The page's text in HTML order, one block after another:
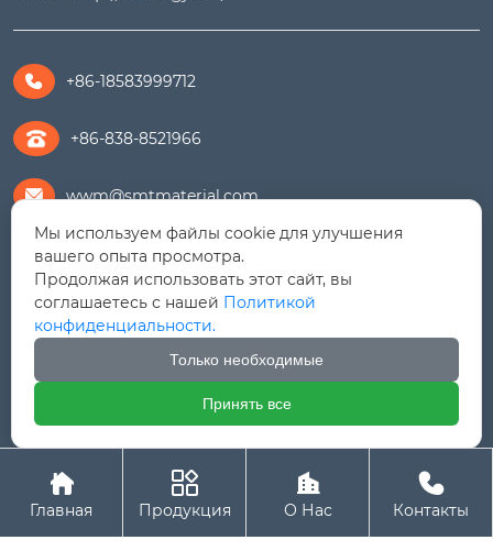
 +86-18583999712
+86-838-8521966
 wwm@smtmaterial.com
 279391575@qq.com
 +8615756469898

Дорога Линцзян № 9, Зона экономического
развития Шифан (Северный район), провинция
Авторское право© ООО Шенгмайт (Сычуань)
Металлический Материал (Экспортная компания)

Главная

Продукция

О Нас

Контакты
Мы используем файлы cookie для улучшения
вашего опыта просмотра.
Продолжая использовать этот сайт, вы
соглашаетесь с нашей Политикой
конфиденциальности.
Только необходимые
Принять все